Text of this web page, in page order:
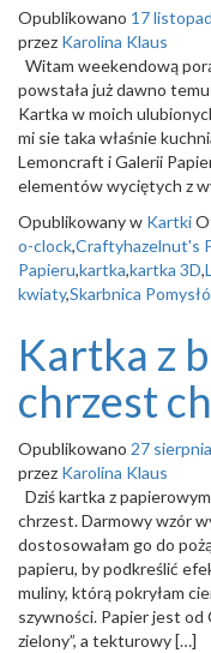
Opublikowano 17
przez Karolina Klaus
Witam weekendową
powstała już dawno temu
Kartka w moich
mi sie taka właśnie
Lemoncraft i Galerii
elementów wyciętych z
Opublikowany w Kartki
o-clock,Craftyhazelnut's
Papieru,kartka,kartka 3D,
kwiaty,Skarbnica
Kartka z
chrzest
Opublikowano 27
przez Karolina Klaus
Dziś kartka z
chrzest. Darmowy wzór
dostosowałam go do
papieru, by podkreślić
muliny, którą pokryłam
szywności. Papier jest od
zielony”, a tekturowy […]